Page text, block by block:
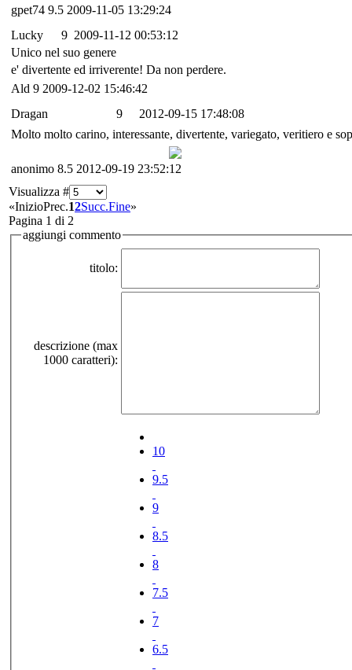
gpet74 9.5 2009-11-05 13:29:24
Lucky
9 2009-11-12 00:53:12
Unico nel suo genere
e' divertente ed irriverente! Da non perdere.
Ald 9 2009-12-02 15:46:42
Dragan
9
2012-09-15 17:48:08
Molto molto carino, interessante, divertente, variegato, veritiero e
anonimo 8.5 2012-09-19 23:52:12
Visualizza #
«InizioPrec.12Succ.Fine»
Pagina 1 di 2
aggiungi commento
titolo:
descrizione (max
1000 caratteri):
10
9.5
9
8.5
8
7.5
7
6.5